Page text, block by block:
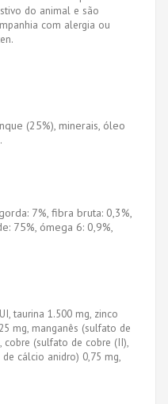
do animal e são
com alergia ou
(25%), minerais, óleo
7%, fibra bruta: 0,3%,
75%, ómega 6: 0,9%,
taurina 1.500 mg, zinco
mg, manganês (sulfato de
cobre (sulfato de cobre (II),
cálcio anidro) 0,75 mg,